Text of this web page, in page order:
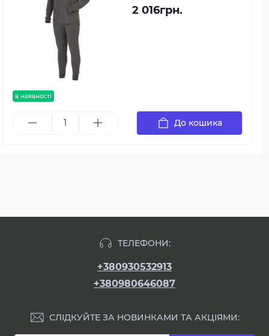
в наявності
2 016грн.
До кошика
ТЕЛЕФОНИ:
+380930532913
+380980646087
СЛІДКУЙТЕ ЗА НОВИНКАМИ ТА АКЦІЯМИ: